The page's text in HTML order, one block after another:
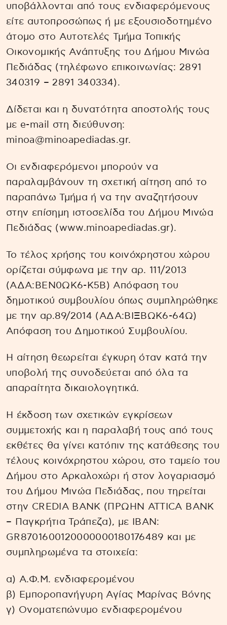
υποβάλλονται από τους ενδιαφερόμενους
είτε αυτοπροσώπως ή με εξουσιοδοτημένο
άτομο στο Αυτοτελές Τμήμα Τοπικής
Οικονομικής Ανάπτυξης του Δήμου Μινώα
Πεδιάδας (τηλέφωνο επικοινωνίας: 2891
340319 – 2891 340334).
Δίδεται και η δυνατότητα αποστολής τους
με e-mail στη διεύθυνση:
minoa@minoapediadas.gr.
Οι ενδιαφερόμενοι μπορούν να
παραλαμβάνουν τη σχετική αίτηση από το
παραπάνω Τμήμα ή να την αναζητήσουν
στην επίσημη ιστοσελίδα του Δήμου Μινώα
Πεδιάδας (www.minoapediadas.gr).
Το τέλος χρήσης του κοινόχρηστου χώρου
ορίζεται σύμφωνα με την αρ. 111/2013
(ΑΔΑ:ΒΕΝ0ΩΚ6-Κ5Β) Απόφαση του
δημοτικού συμβουλίου όπως συμπληρώθηκε
με την αρ.89/2014 (ΑΔΑ:ΒΙΞΒΩΚ6-64Ω)
Απόφαση του Δημοτικού Συμβουλίου.
Η αίτηση θεωρείται έγκυρη όταν κατά την
υποβολή της συνοδεύεται από όλα τα
απαραίτητα δικαιολογητικά.
Η έκδοση των σχετικών εγκρίσεων
συμμετοχής και η παραλαβή τους από τους
εκθέτες θα γίνει κατόπιν της κατάθεσης του
τέλους κοινόχρηστου χώρου, στο ταμείο του
Δήμου στο Αρκαλοχώρι ή στον λογαριασμό
του Δήμου Μινώα Πεδιάδας, που τηρείται
στην CREDIA BANK (ΠΡΩΗΝ ATTICA BANK
– Παγκρήτια Τράπεζα), με IBAN:
GR8701600120000000180176489 και με
συμπληρωμένα τα στοιχεία:
α) Α.Φ.Μ. ενδιαφερομένου
β) Εμποροπανήγυρη Αγίας Μαρίνας Βόνης
γ) Ονοματεπώνυμο ενδιαφερομένου